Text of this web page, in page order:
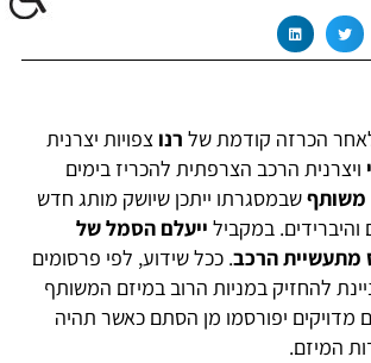
הכרזה קודמת של רנו צפויות יצרנית
ויצרנית הרכב הצרפתית להכריז בימים
משותףשבמסגרתו ייתכן שיושק מותג חדש
במקביל ייעלם הסמל של
מתעשיית הרכב. ככל שידוע, לפי פרסומים
להחזיק במניות הרוב במיזם המשותף
מדויקים יפורסמו מן הסתם כאשר תהיה
המיזם.